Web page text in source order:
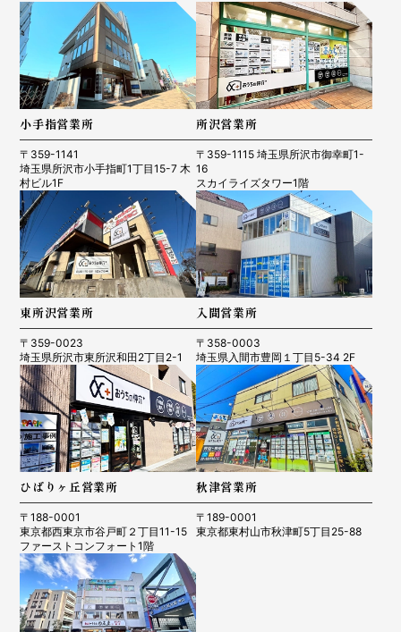
小手指営業所
〒359-1141
埼玉県所沢市小手指町1丁目15-7 木
村ビル1F
所沢営業所
〒359-1115 埼玉県所沢市御幸町1-
16
スカイライズタワー1階
東所沢営業所
〒359-0023
埼玉県所沢市東所沢和田2丁目2-1
入間営業所
〒358-0003
埼玉県入間市豊岡１丁目5-34 2F
ひばりヶ丘営業所
〒188-0001
東京都西東京市谷戸町２丁目11-15
ファーストコンフォート1階
秋津営業所
〒189-0001
東京都東村山市秋津町5丁目25-88